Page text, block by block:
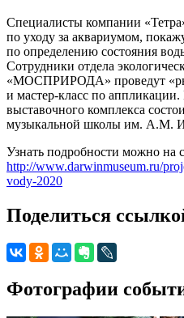
Специалисты компании
по уходу за аквариумом,
по определению состояния
Сотрудники отдела
«МОСПРИРОДА» проведут
и мастер-класс по
выставочного комплекса
музыкальной школы им. А.М.
Узнать подробности можно на
http://www.darwinmuseum.ru/
vody-2020
Поделиться
Фотографии